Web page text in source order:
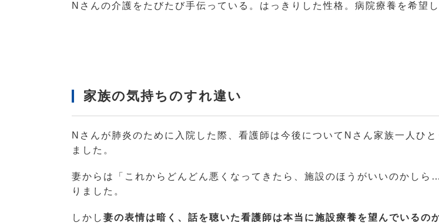
Nさんの介護をたびたび手伝っている。はっきりした性格。病院療養を希望し
家族の気持ちのすれ違い
Nさんが肺炎のために入院した際、看護師は今後についてNさん家族一人ひと
ました。
妻からは「これからどんどん悪くなってきたら、施設のほうがいいのかしら
りました。
しかし 妻の表情は暗く、話を聴いた看護師は本当に施設療養を望んでいるの